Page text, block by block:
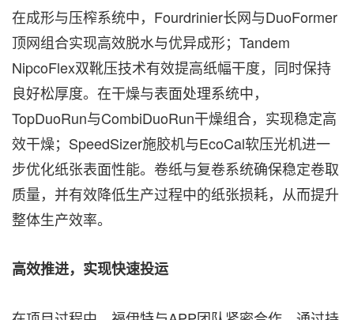
在成形与压榨系统中，Fourdrinier长网与DuoFormer
顶网组合实现高效脱水与优异成形；Tandem
NipcoFlex双靴压技术有效提高纸幅干度，同时保持
良好松厚度。在干燥与表面处理系统中，
TopDuoRun与CombiDuoRun干燥组合，实现稳定高
效干燥；SpeedSizer施胶机与EcoCal软压光机进一
步优化纸张表面性能。卷纸与复卷系统确保稳定卷取
质量，并有效降低生产过程中的纸张损耗，从而提升
整体生产效率。
高效推进，实现快速投运